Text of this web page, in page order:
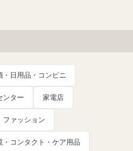
日用品・コンビニ
ンター 家電店
ファッション
・コンタクト・ケア用品